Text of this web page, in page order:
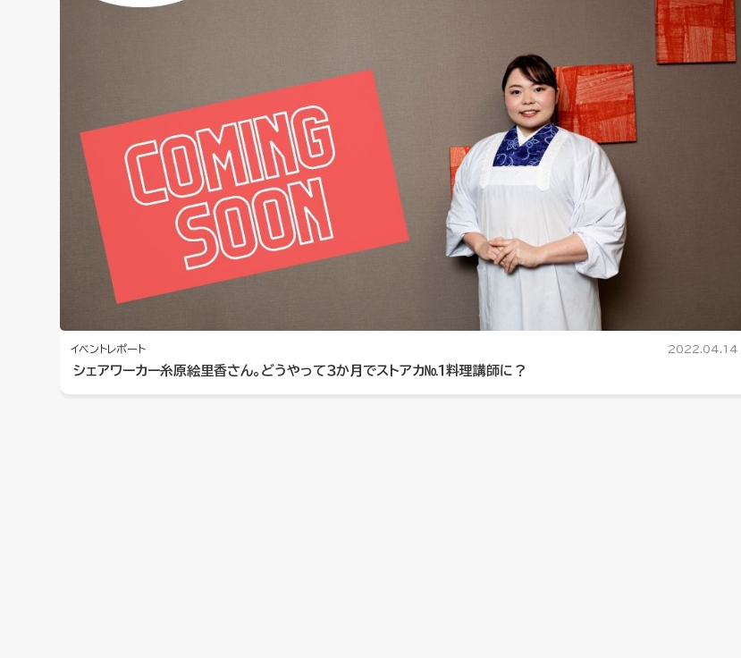
イベントレポート 2022.04.14
シェアワーカー糸原絵里香さん。どうやって３か月でストアカ№１料理講師に？